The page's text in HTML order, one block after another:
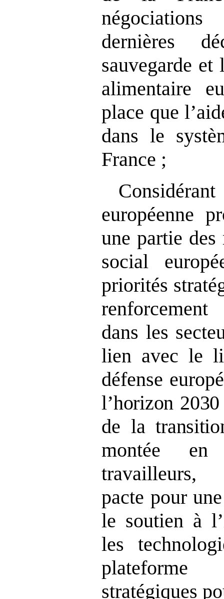
dernières
sauvegarde et
alimentaire
place que
dans le
France ;
européenne
une partie des
social
priorités
dans les
lien avec le
défense
l’horizon 2030
de la
montée en
travailleurs,
pacte pour
le soutien à
les
stratégiques